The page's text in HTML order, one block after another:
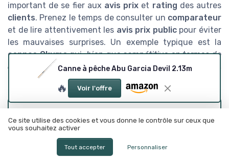
important de se fier aux avis prix et rating des autres
clients. Prenez le temps de consulter un comparateur
et de lire attentivement les avis prix publicpour éviter
les mauvaises surprises. Un exemple typique est la
cannes Okumaqui,bien que compétitive en termes de
coût
, jouit d’une solideréputationparmi les
adeptes de pêche en eau douce.
Voir les tests de notre rédaction
Mitchell
Test Mitchell Epic
Canne à pêche Abu Garcia Devil 2.13m
🔥 Voir l'offre
Ce site utilise des cookies et vous donne le contrôle sur ceux que
vous souhaitez activer
Tout accepter Personnaliser